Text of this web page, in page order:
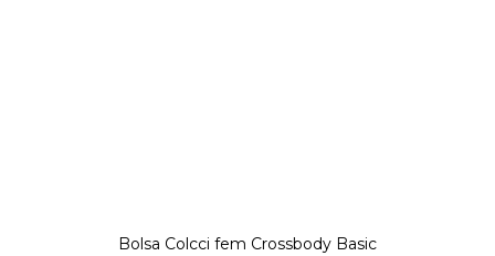
Bolsa Colcci fem Crossbody Basic